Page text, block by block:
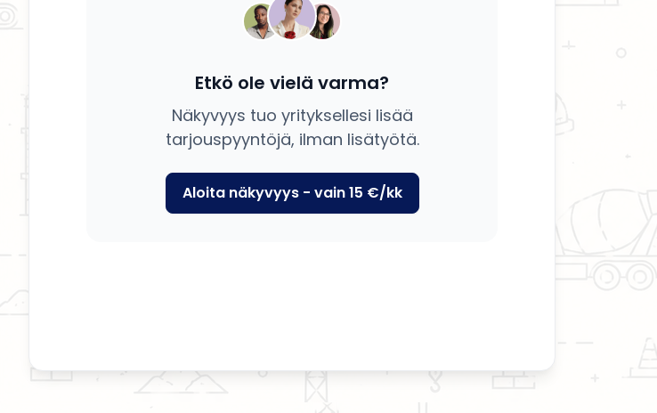
Etkö ole vielä varma?
Näkyvyys tuo yrityksellesi lisää
tarjouspyyntöjä, ilman lisätyötä.
Aloita näkyvyys - vain 15 €/kk